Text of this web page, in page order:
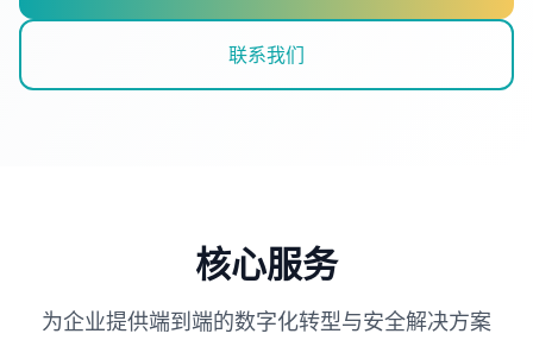
联系我们
核心服务
为企业提供端到端的数字化转型与安全解决方案